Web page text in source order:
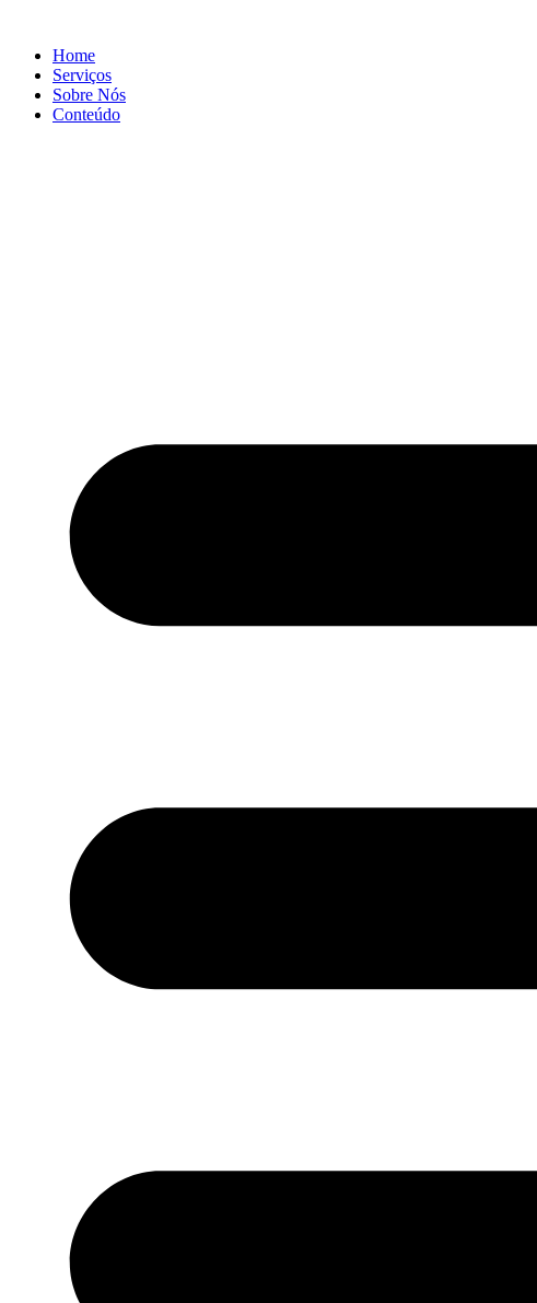
conteúdo
Home
Serviços
Sobre Nós
Conteúdo